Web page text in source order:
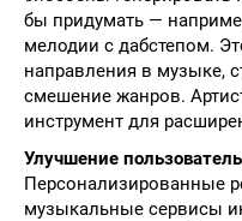
бы придумать —
мелодии с дабстепом.
направления в музыке,
смешение жанров.
инструмент для
Улучшение
Персонализированные
музыкальные сервисы